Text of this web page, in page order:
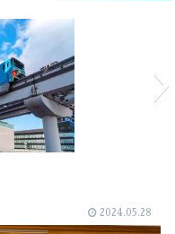
2024.05.28